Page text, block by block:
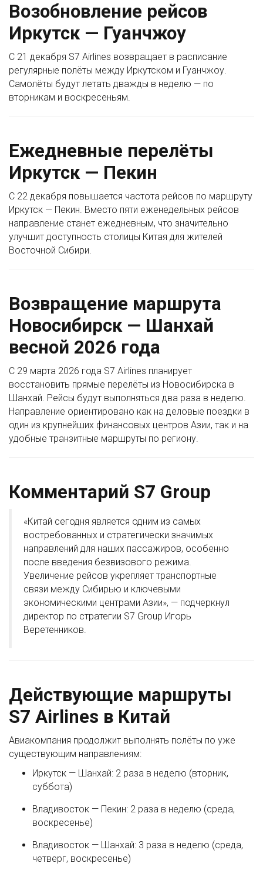
Возобновление рейсов
Иркутск — Гуанчжоу
С 21 декабря S7 Airlines возвращает в расписание
регулярные полёты между Иркутском и Гуанчжоу.
Самолёты будут летать дважды в неделю — по
вторникам и воскресеньям.
Ежедневные перелёты
Иркутск — Пекин
С 22 декабря повышается частота рейсов по маршруту
Иркутск — Пекин. Вместо пяти еженедельных рейсов
направление станет ежедневным, что значительно
улучшит доступность столицы Китая для жителей
Восточной Сибири.
Возвращение маршрута
Новосибирск — Шанхай
весной 2026 года
С 29 марта 2026 года S7 Airlines планирует
восстановить прямые перелёты из Новосибирска в
Шанхай. Рейсы будут выполняться два раза в неделю.
Направление ориентировано как на деловые поездки в
один из крупнейших финансовых центров Азии, так и на
удобные транзитные маршруты по региону.
Комментарий S7 Group
«Китай сегодня является одним из самых
востребованных и стратегически значимых
направлений для наших пассажиров, особенно
после введения безвизового режима.
Увеличение рейсов укрепляет транспортные
связи между Сибирью и ключевыми
экономическими центрами Азии», — подчеркнул
директор по стратегии S7 Group Игорь
Веретенников.
Действующие маршруты
S7 Airlines в Китай
Авиакомпания продолжит выполнять полёты по уже
существующим направлениям:
Иркутск — Шанхай: 2 раза в неделю (вторник,
суббота)
Владивосток — Пекин: 2 раза в неделю (среда,
воскресенье)
Владивосток — Шанхай: 3 раза в неделю (среда,
четверг, воскресенье)